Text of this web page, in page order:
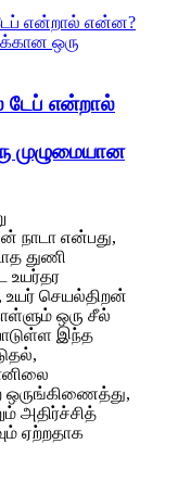
​​டேப் என்றால்
முழுமையான
நாடா என்பது,
துணி
உயர்தர
உயர் செயல்திறன்
ஒரு சீல்
இந்த
ஒருங்கிணைத்து,
அதிர்ச்சித்
ஏற்றதாக